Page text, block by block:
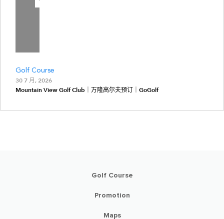
Golf Course
30 7 月, 2026
Mountain View Golf Club｜万隆高尔夫预订｜GoGolf
Golf Course
Promotion
Maps